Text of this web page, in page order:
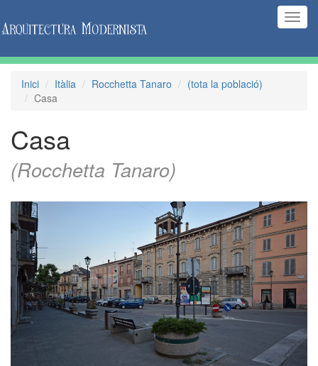
Inici Itàlia Rocchetta Tanaro
(tota la població)
Casa
Casa
(Rocchetta Tanaro)